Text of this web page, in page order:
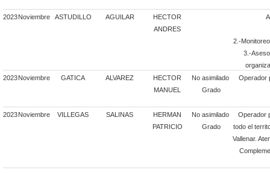
2023Noviembre ASTUDILLO AGUILAR
HECTOR
ANDRES
2.-
3.-
2023Noviembre GATICA ALVAREZ
HECTOR
MANUEL
No asimilado
Grado
Operador
2023Noviembre VILLEGAS SALINAS
HERMAN
PATRICIO
No asimilado
Grado
Operador
todo el
Vallenar.